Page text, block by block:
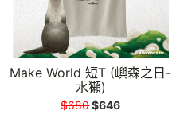
Make World 短T (嶼森之日-
水獺)
$680$646